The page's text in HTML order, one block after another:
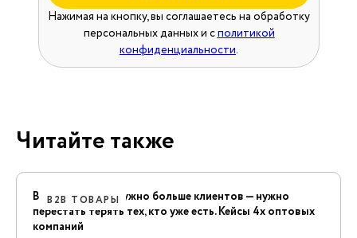
Нажимая на кнопку, вы соглашаетесь на обработку
персональных данных и сполитикой
конфиденциальности.
Читайте также
B2B ТОВАРЫ
В опте и B2B не нужно больше клиентов — нужно
перестать терять тех, кто уже есть. Кейсы 4х оптовых
компаний